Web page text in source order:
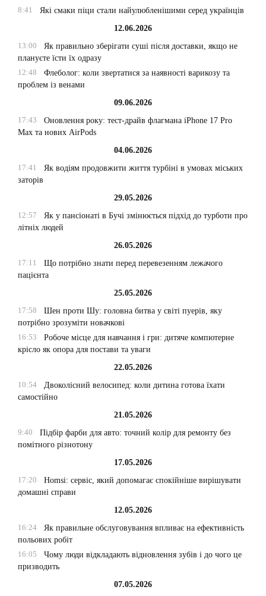
8:41
Які смаки піци стали найулюбленішими серед українців
12.06.2026
13:00
Як правильно зберігати суші після доставки, якщо не
плануєте їсти їх одразу
12:48
Флеболог: коли звертатися за наявності варикозу та
проблем із венами
09.06.2026
17:43
Оновлення року: тест-драйв флагмана iPhone 17 Pro
Max та нових AirPods
04.06.2026
17:41
Як водіям продовжити життя турбіні в умовах міських
заторів
29.05.2026
12:57
Як у пансіонаті в Бучі змінюється підхід до турботи про
літніх людей
26.05.2026
17:11
Що потрібно знати перед перевезенням лежачого
пацієнта
25.05.2026
17:58
Шен проти Шу: головна битва у світі пуерів, яку
потрібно зрозуміти новачкові
16:53
Робоче місце для навчання і гри: дитяче компютерне
крісло як опора для постави та уваги
22.05.2026
10:54
Двоколісний велосипед: коли дитина готова їхати
самостійно
21.05.2026
9:40
Підбір фарби для авто: точний колір для ремонту без
помітного різнотону
17.05.2026
17:20
Homsi: сервіс, який допомагає спокійніше вирішувати
домашні справи
12.05.2026
16:24
Як правильне обслуговування впливає на ефективність
польових робіт
16:05
Чому люди відкладають відновлення зубів і до чого це
призводить
07.05.2026